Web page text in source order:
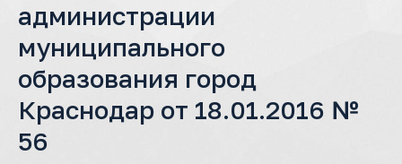
администрации
муниципального
образования город
Краснодар от 18.01.2016 №
56